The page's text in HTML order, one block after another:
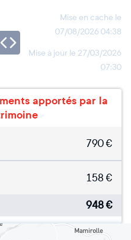
Mise en cache le
07/08/2026 04:38
Mise à jour le 27/03/2026
07:30
apportés par la
790€
158 €
948€